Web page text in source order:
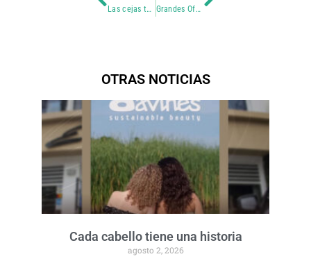
Las cejas también se cuidan y no solo se depilan 🌸 Grandes Ofertas para Octubre en Encantos Chacarilla
OTRAS NOTICIAS
Cada cabello tiene una historia
agosto 2, 2026